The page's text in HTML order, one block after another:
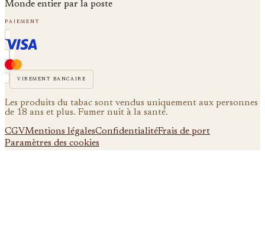
Monde entier par la poste
paiement
virement bancaire
Les produits du tabac sont vendus uniquement aux personnes
de 18 ans et plus. Fumer nuit à la santé.
CGVMentions légalesConfidentialitéFrais de port
Paramètres des cookies